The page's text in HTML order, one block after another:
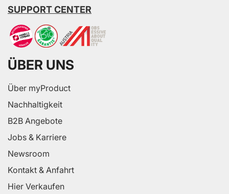
SUPPORT CENTER
ÜBER UNS
Über myProduct
Nachhaltigkeit
B2B Angebote
Jobs & Karriere
Newsroom
Kontakt & Anfahrt
Hier Verkaufen